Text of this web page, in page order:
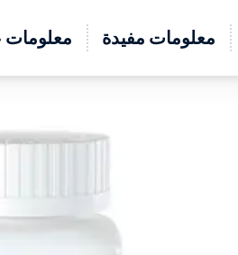
معلومات مفيدة معلومات